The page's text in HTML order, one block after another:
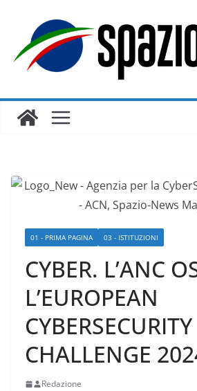
contenuto
01 - PRIMA PAGINA 03 - ISTITUZIONI
CYBER. L’ANC
L’EUROPEAN
CYBERSECURITY
CHALLENGE
Redazione